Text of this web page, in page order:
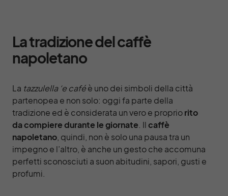
La tradizione del caffè
napoletano
La tazzulella ‘e caféè uno dei simboli della città
partenopea e non solo: oggi fa parte della
tradizione ed è considerata un vero e propriorito
da compiere durante le giornate . Ilcaffè
napoletano , quindi, non è solo una pausa tra un
impegno e l’altro, è anche un gesto che accomuna
perfetti sconosciuti a suon abitudini, sapori, gusti e
profumi.